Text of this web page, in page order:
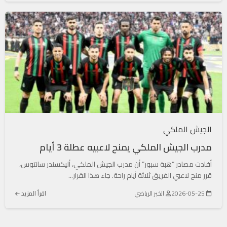
الجيش الملكي
مدرب الجيش الملكي يمنح لاعبيه عطلة 3 أيام
أفادت مصادر “هبة سبور” أن مدرب الجيش الملكي، أليكسندر سانتوس،
قرر منح لاعبي الفريق ثلاثة أيام راحة. جاء هذا القرار...
الخبر الرياضي اقرأ المزيد